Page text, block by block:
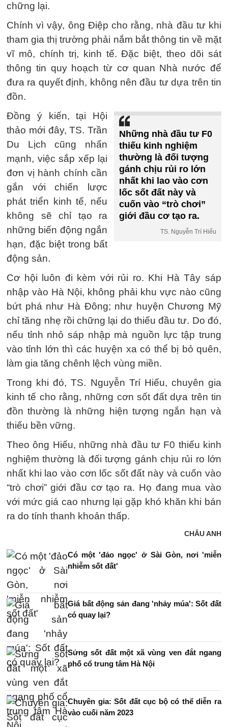
chững lại.
Chính vì vậy, ông Điệp cho rằng, nhà đầu tư khi
tham gia thị trường phải nắm bắt thông tin về mặt
vĩ mô, chính trị, kinh tế. Đặc biệt, theo dõi sát
thông tin quy hoạch từ cơ quan Nhà nước để
đưa ra quyết định, không nên đầu tư dựa trên tin
đồn.
Những nhà đầu tư F0
thiếu kinh nghiệm
thường là đối tượng
gánh chịu rủi ro lớn
nhất khi lao vào cơn
lốc sốt đất này và
cuốn vào “trò chơi”
giới đầu cơ tạo ra.
TS. Nguyễn Trí Hiếu
Đồng ý kiến, tại Hội
thảo mới đây, TS. Trần
Du Lịch cũng nhấn
mạnh, việc sắp xếp lại
đơn vị hành chính cần
gắn với chiến lược
phát triển kinh tế, nếu
không sẽ chỉ tạo ra
những biến động ngắn
hạn, đặc biệt trong bất
động sản.
Cơ hội luôn đi kèm với rủi ro. Khi Hà Tây sáp
nhập vào Hà Nội, không phải khu vực nào cũng
bứt phá như Hà Đông; như huyện Chương Mỹ
chỉ tăng nhẹ rồi chững lại do thiếu đầu tư. Do đó,
nếu tỉnh nhỏ sáp nhập mà nguồn lực tập trung
vào tỉnh lớn thì các huyện xa có thể bị bỏ quên,
làm gia tăng chênh lệch vùng miền.
Trong khi đó, TS. Nguyễn Trí Hiếu, chuyên gia
kinh tế cho rằng, những cơn sốt đất dựa trên tin
đồn thường là những hiện tượng ngắn hạn và
thiếu bền vững.
Theo ông Hiếu, những nhà đầu tư F0 thiếu kinh
nghiệm thường là đối tượng gánh chịu rủi ro lớn
nhất khi lao vào cơn lốc sốt đất này và cuốn vào
“trò chơi” giới đầu cơ tạo ra. Họ đang mua vào
với mức giá cao nhưng lại gặp khó khăn khi bán
ra do tính thanh khoản thấp.
CHÂU ANH
Có một 'đảo ngọc' ở Sài Gòn, nơi 'miễn
nhiễm sốt đất'
Giá bất động sản đang 'nhảy múa': Sốt đất
có quay lại?
Sửng sốt đất một xã vùng ven đắt ngang
phố cổ trung tâm Hà Nội
Chuyên gia: Sốt đất cục bộ có thể diễn ra
vào cuối năm 2023